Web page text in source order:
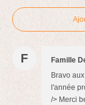
F Famille
Bravo
l'année
/> Merci